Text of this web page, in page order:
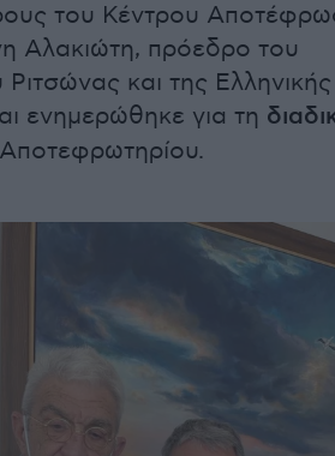
του Κέντρου
Αλακιώτη, πρόεδρο του
και της
ενημερώθηκε για τη